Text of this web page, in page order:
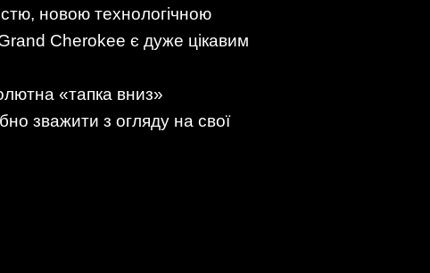
новою технологічною
Cherokee є дуже цікавим
«тапка вниз»
зважити з огляду на свої